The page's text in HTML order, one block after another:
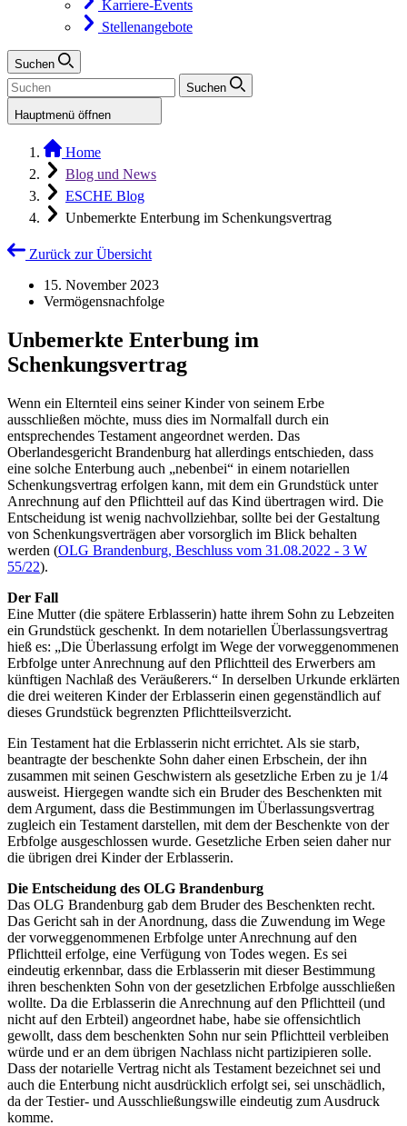
Karriere-Events
Stellenangebote
Suchen
Suchen
Hauptmenü öffnen
Home
Blog und News
ESCHE Blog
Unbemerkte Enterbung im Schenkungsvertrag
Zurück zur Übersicht
15. November 2023
Vermögensnachfolge
Unbemerkte Enterbung im
Schenkungsvertrag
Wenn ein Elternteil eins seiner Kinder von seinem Erbe
ausschließen möchte, muss dies im Normalfall durch ein
entsprechendes Testament angeordnet werden. Das
Oberlandesgericht Brandenburg hat allerdings entschieden, dass
eine solche Enterbung auch „nebenbei“ in einem notariellen
Schenkungsvertrag erfolgen kann, mit dem ein Grundstück unter
Anrechnung auf den Pflichtteil auf das Kind übertragen wird. Die
Entscheidung ist wenig nachvollziehbar, sollte bei der Gestaltung
von Schenkungsverträgen aber vorsorglich im Blick behalten
werden (OLG Brandenburg, Beschluss vom 31.08.2022 - 3 W
55/22).
Der Fall
Eine Mutter (die spätere Erblasserin) hatte ihrem Sohn zu Lebzeiten
ein Grundstück geschenkt. In dem notariellen Überlassungsvertrag
hieß es: „Die Überlassung erfolgt im Wege der vorweggenommenen
Erbfolge unter Anrechnung auf den Pflichtteil des Erwerbers am
künftigen Nachlaß des Veräußerers.“ In derselben Urkunde erklärten
die drei weiteren Kinder der Erblasserin einen gegenständlich auf
dieses Grundstück begrenzten Pflichtteilsverzicht.
Ein Testament hat die Erblasserin nicht errichtet. Als sie starb,
beantragte der beschenkte Sohn daher einen Erbschein, der ihn
zusammen mit seinen Geschwistern als gesetzliche Erben zu je 1/4
ausweist. Hiergegen wandte sich ein Bruder des Beschenkten mit
dem Argument, dass die Bestimmungen im Überlassungsvertrag
zugleich ein Testament darstellen, mit dem der Beschenkte von der
Erbfolge ausgeschlossen wurde. Gesetzliche Erben seien daher nur
die übrigen drei Kinder der Erblasserin.
Die Entscheidung des OLG Brandenburg
Das OLG Brandenburg gab dem Bruder des Beschenkten recht.
Das Gericht sah in der Anordnung, dass die Zuwendung im Wege
der vorweggenommenen Erbfolge unter Anrechnung auf den
Pflichtteil erfolge, eine Verfügung von Todes wegen. Es sei
eindeutig erkennbar, dass die Erblasserin mit dieser Bestimmung
ihren beschenkten Sohn von der gesetzlichen Erbfolge ausschließen
wollte. Da die Erblasserin die Anrechnung auf den Pflichtteil (und
nicht auf den Erbteil) angeordnet habe, habe sie offensichtlich
gewollt, dass dem beschenkten Sohn nur sein Pflichtteil verbleiben
würde und er an dem übrigen Nachlass nicht partizipieren solle.
Dass der notarielle Vertrag nicht als Testament bezeichnet sei und
auch die Enterbung nicht ausdrücklich erfolgt sei, sei unschädlich,
da der Testier- und Ausschließungswille eindeutig zum Ausdruck
komme.